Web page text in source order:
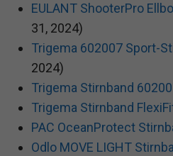
EULANT ShooterPro
31, 2024)
Trigema 602007 Sport-
2024)
Trigema Stirnband
Trigema Stirnband
PAC OceanProtect
Odlo MOVE LIGHT